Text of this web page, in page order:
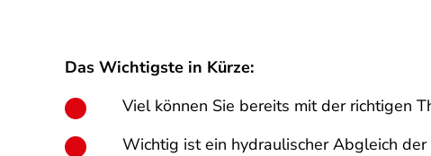
Das Wichtigste in Kürze:
Viel können Sie bereits mit der richtigen
Wichtig ist ein hydraulischer Abgleich